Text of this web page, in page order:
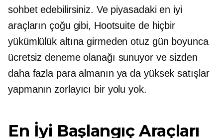
sohbet edebilirsiniz. Ve piyasadaki en iyi
araçların çoğu gibi, Hootsuite de hiçbir
yükümlülük altına girmeden otuz gün boyunca
ücretsiz deneme olanağı sunuyor ve sizden
daha fazla para almanın ya da yüksek satışlar
yapmanın zorlayıcı bir yolu yok.
En İyi Başlangıç ​​Araçları